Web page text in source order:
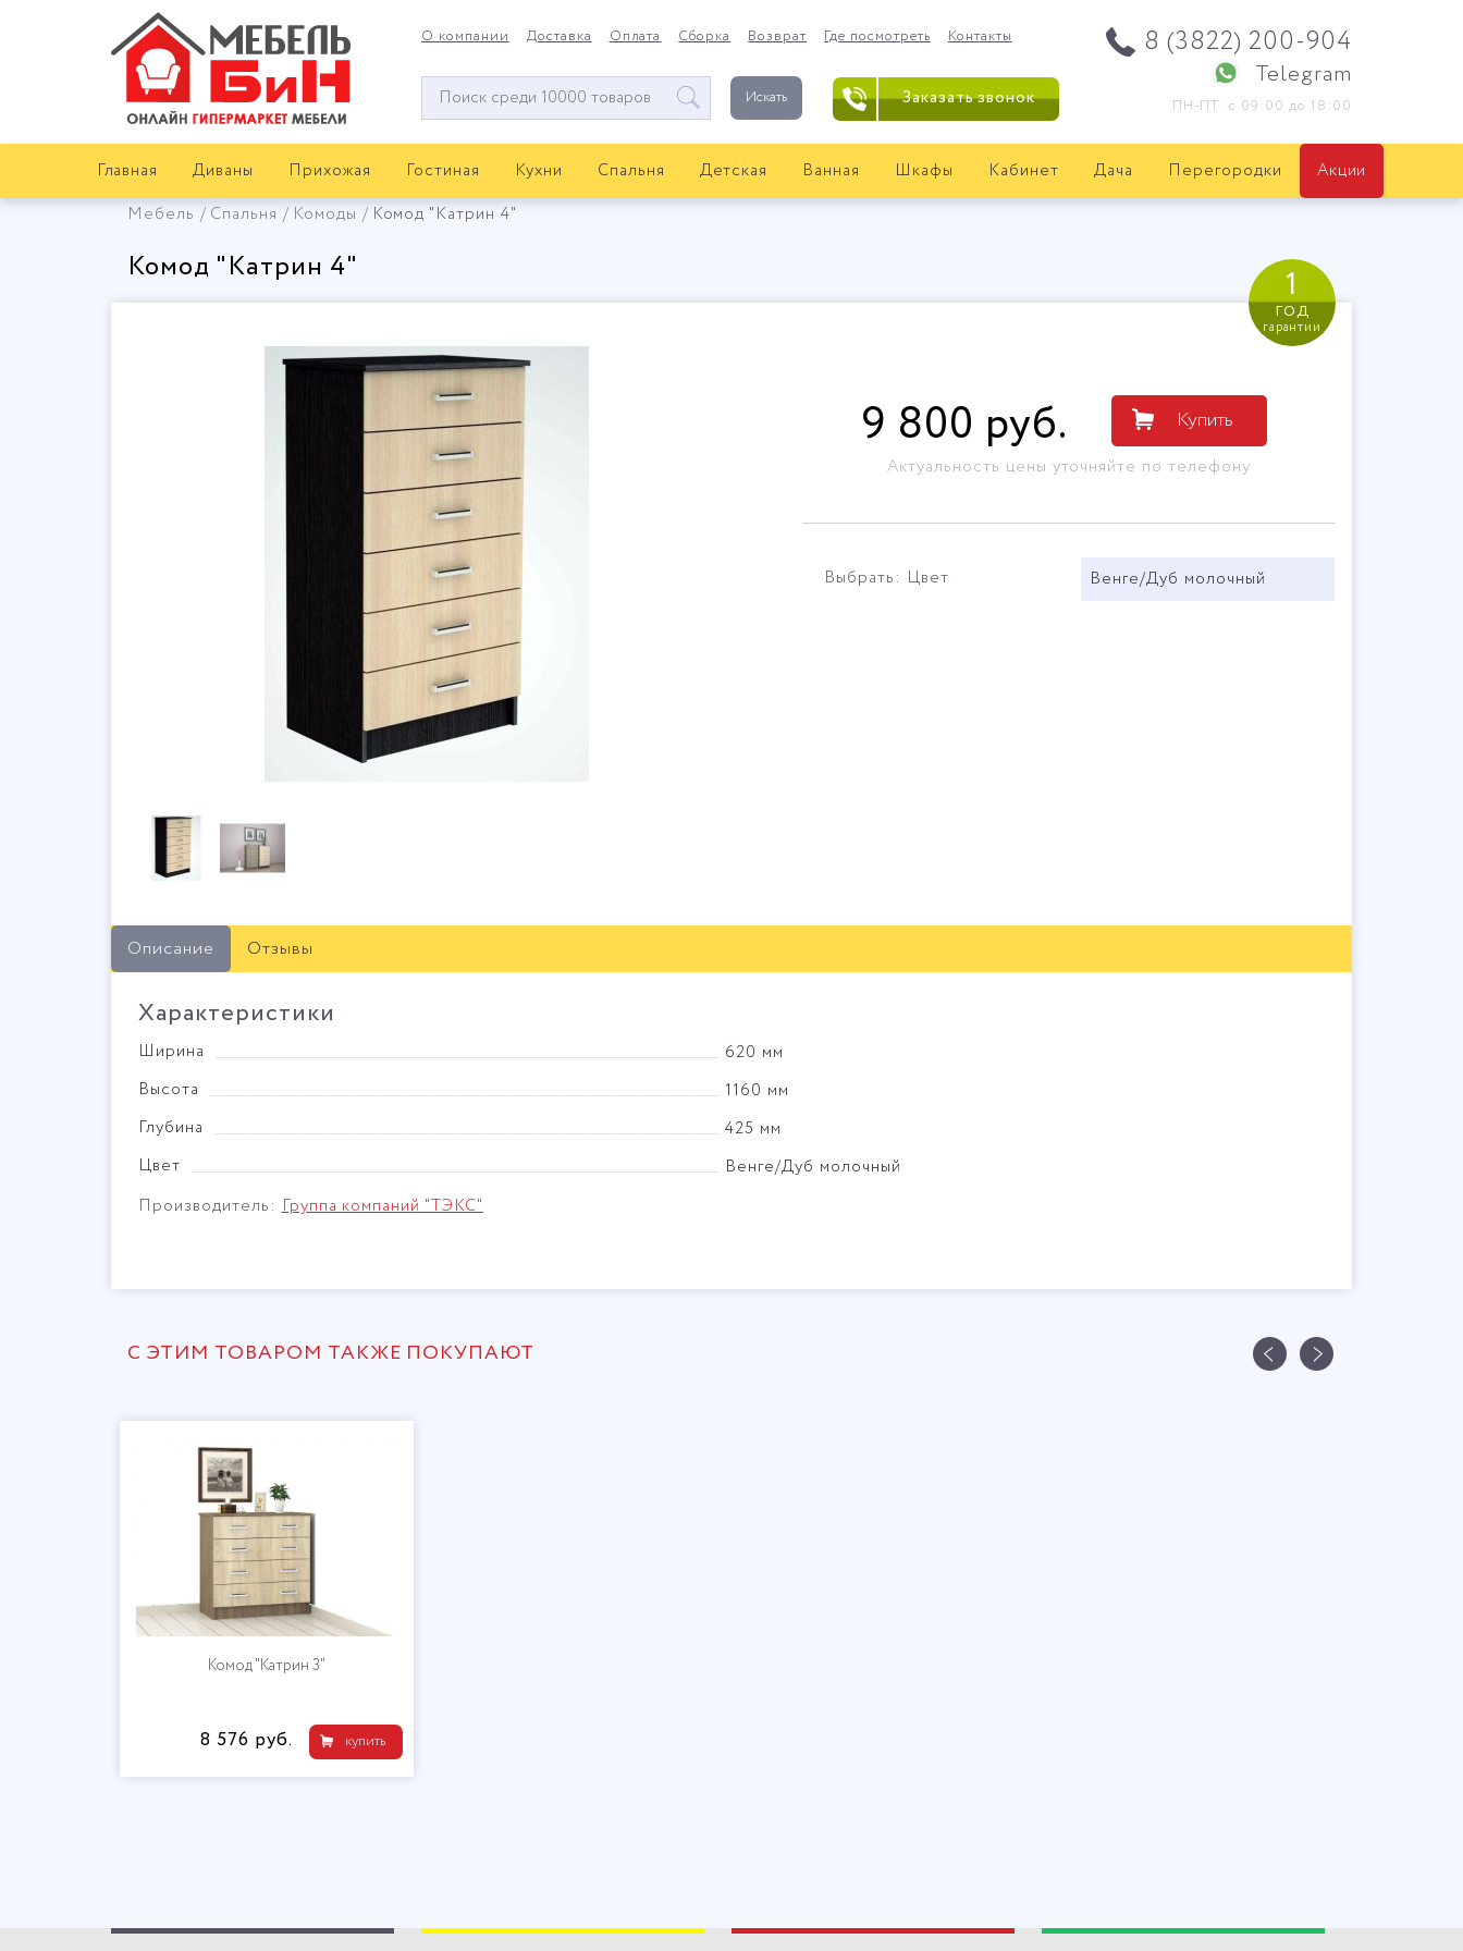
О компании Доставка Оплата Сборка Возврат Где посмотреть Контакты
Окно
поиска
Искать
8 (3822) 200-904
Telegram
ПН-ПТ: с 09:00 до 18:00
Заказать звонок
Главная Диваны Прихожая Гостиная Кухни Спальня Детская Ванная Шкафы Кабинет Дача Перегородки
Акции
Мебель
Спальня Комоды Комод "Катрин 4"
Комод "Катрин 4" 1
год
гарантии
9 800 руб. Купить
Актуальность цены уточняйте по телефону
Выбрать: Цвет Венге/Дуб молочный
Описание Отзывы
Характеристики
Ширина
620 мм
Высота
1160 мм
Глубина
425 мм
Цвет
Венге/Дуб молочный
Производитель:Группа компаний "ТЭКС"
С ЭТИМ ТОВАРОМ ТАКЖЕ ПОКУПАЮТ
Комод "Катрин 3"
купить
8 576 руб.